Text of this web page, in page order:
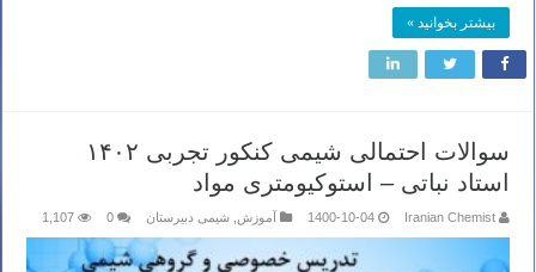
بیشتر بخوانید »
سوالات احتمالی شیمی کنکور تجربی ۱۴۰۲
استاد نباتی – استوکیومتری مواد
Iranian Chemist
1400-10-04 آموزش شیمی دبیرستان 0
1,107